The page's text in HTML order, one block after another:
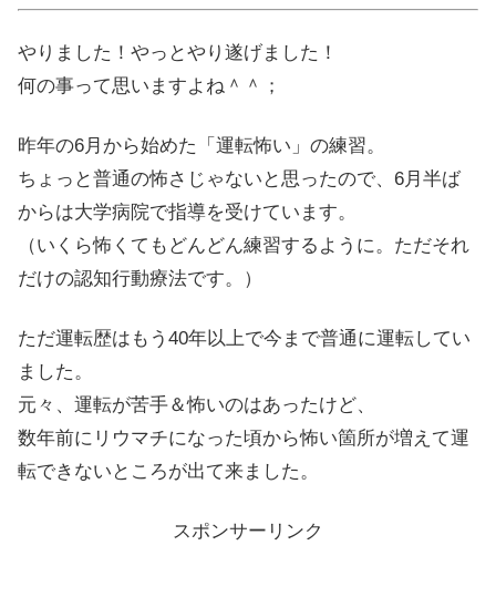
やりました！やっとやり遂げました！
何の事って思いますよね＾＾；
昨年の6月から始めた「運転怖い」の練習。
ちょっと普通の怖さじゃないと思ったので、6月半ば
からは大学病院で指導を受けています。
（いくら怖くてもどんどん練習するように。ただそれ
だけの認知行動療法です。）
ただ運転歴はもう40年以上で今まで普通に運転してい
ました。
元々、運転が苦手＆怖いのはあったけど、
数年前にリウマチになった頃から怖い箇所が増えて運
転できないところが出て来ました。
スポンサーリンク